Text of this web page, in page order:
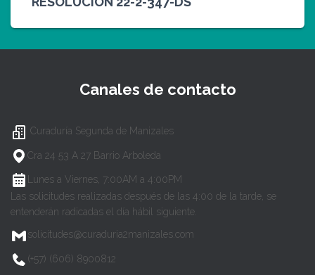
Canales de contacto
Curaduría Segunda de Manizales
Cra 24 53 A 27 Barrio Arboleda
Lunes a Viernes, 7:00AM a 4:00PM
Las solicitudes realizadas después de las 4:00 de la tarde, se
entenderán radicadas el día hábil siguiente.
solicitudes@curaduria2manizales.com
(+57) (606) 8900812